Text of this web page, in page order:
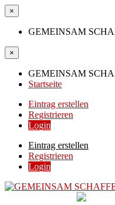
×
GEMEINSAM
×
GEMEINSAM
Startseite
Eintrag erstellen
Registrieren
Login
Eintrag erstellen
Registrieren
Login